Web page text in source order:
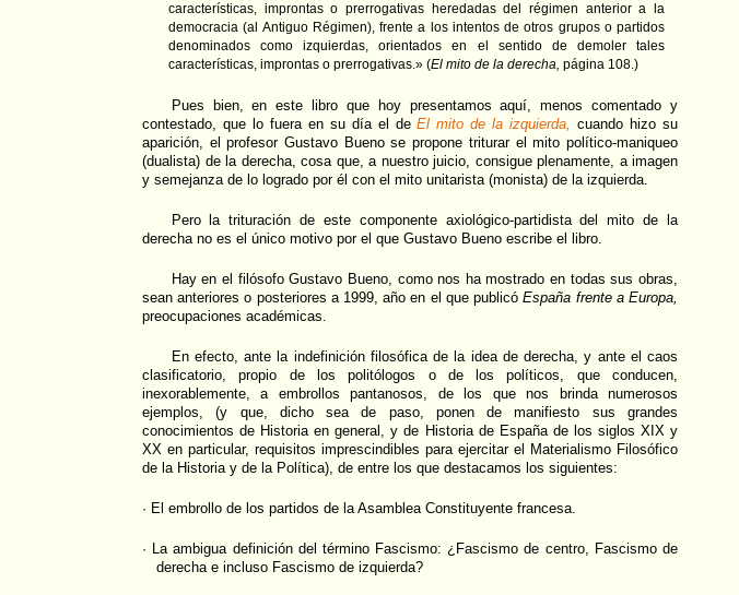
características, improntas o prerrogativas heredadas del régimen anterior a la
democracia (al Antiguo Régimen), frente a los intentos de otros grupos o partidos
denominados como izquierdas, orientados en el sentido de demoler tales
características, improntas o prerrogativas.» (El mito de la derecha, página 108.)
Pues bien, en este libro que hoy presentamos aquí, menos comentado y
contestado, que lo fuera en su día el deEl mito de la izquierda,
cuando hizo su
aparición, el profesor Gustavo Bueno se propone triturar el mito político-maniqueo
(dualista) de la derecha, cosa que, a nuestro juicio, consigue plenamente, a imagen
y semejanza de lo logrado por él con el mito unitarista (monista) de la izquierda.
Pero la trituración de este componente axiológico-partidista del mito de la
derecha no es el único motivo por el que Gustavo Bueno escribe el libro.
Hay en el filósofo Gustavo Bueno, como nos ha mostrado en todas sus obras,
sean anteriores o posteriores a 1999, año en el que publicóEspaña frente a Europa,
preocupaciones académicas.
En efecto, ante la indefinición filosófica de la idea de derecha, y ante el caos
clasificatorio, propio de los politólogos o de los políticos, que conducen,
inexorablemente, a embrollos pantanosos, de los que nos brinda numerosos
ejemplos, (y que, dicho sea de paso, ponen de manifiesto sus grandes
conocimientos de Historia en general, y de Historia de España de los siglos XIX y
XX en particular, requisitos imprescindibles para ejercitar el Materialismo Filosófico
de la Historia y de la Política), de entre los que destacamos los siguientes:
· El embrollo de los partidos de la Asamblea Constituyente francesa.
· La ambigua definición del término Fascismo: ¿Fascismo de centro, Fascismo de
derecha e incluso Fascismo de izquierda?